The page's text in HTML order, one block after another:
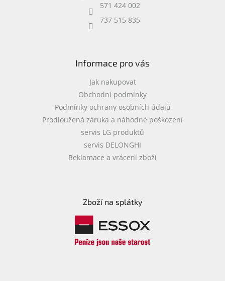
571 424 002
737 515 835
Informace pro vás
Jak nakupovat
Obchodní podmínky
Podmínky ochrany osobních údajů
Prodloužená záruka a náhodné poškození
servis LG produktů
servis DELONGHI
Reklamace a vrácení zboží
Zboží na splátky